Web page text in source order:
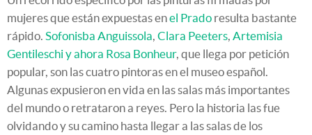
mujeres que están expuestas enel Prado resulta bastante
rápido. Sofonisba Anguissola, Clara Peeters, Artemisia
Gentileschiy ahora Rosa Bonheur, que llega por petición
popular, son las cuatro pintoras en el museo español.
Algunas expusieron en vida en las salas más importantes
del mundo o retrataron a reyes. Pero la historia las fue
olvidando y su camino hasta llegar a las salas de los